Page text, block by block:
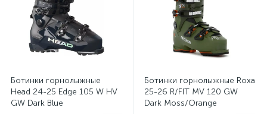
Ботинки горнолыжные
Head 24-25 Edge 105 W HV
GW Dark Blue
Ботинки горнолыжные Roxa
25-26 R/FIT MV 120 GW
Dark Moss/Orange